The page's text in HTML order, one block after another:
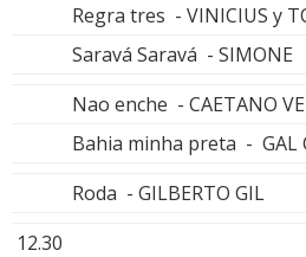
Regra tres - VINICIUS y
Saravá Saravá - SIMONE
Nao enche - CAETANO
Bahia minha preta - GAL
Roda - GILBERTO GIL
12.30